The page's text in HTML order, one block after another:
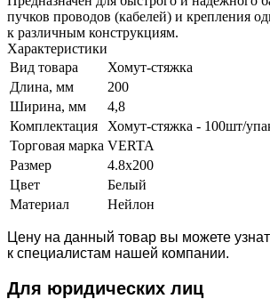
пучков проводов (кабелей) и крепления
к различным конструкциям.
Характеристики
Вид товара
Хомут-стяжка
Длина, мм
200
Ширина, мм
4,8
Комплектация
Хомут-стяжка - 100шт/
Торговая марка VERTA
Размер
4.8х200
Цвет
Белый
Материал
Нейлон
Цену на данный товар вы можете
к специалистам нашей компании.
Для юридических лиц